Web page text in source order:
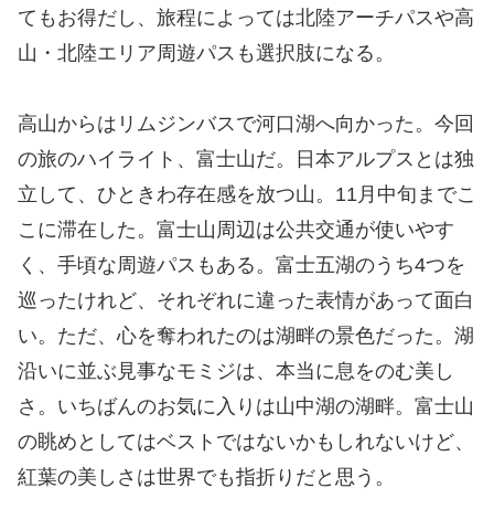
てもお得だし、旅程によっては北陸アーチパスや高
山・北陸エリア周遊パスも選択肢になる。
高山からはリムジンバスで河口湖へ向かった。今回
の旅のハイライト、富士山だ。日本アルプスとは独
立して、ひときわ存在感を放つ山。11月中旬までこ
こに滞在した。富士山周辺は公共交通が使いやす
く、手頃な周遊パスもある。富士五湖のうち4つを
巡ったけれど、それぞれに違った表情があって面白
い。ただ、心を奪われたのは湖畔の景色だった。湖
沿いに並ぶ見事なモミジは、本当に息をのむ美し
さ。いちばんのお気に入りは山中湖の湖畔。富士山
の眺めとしてはベストではないかもしれないけど、
紅葉の美しさは世界でも指折りだと思う。